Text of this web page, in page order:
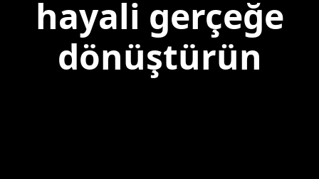
hayali gerçeğe
dönüştürün